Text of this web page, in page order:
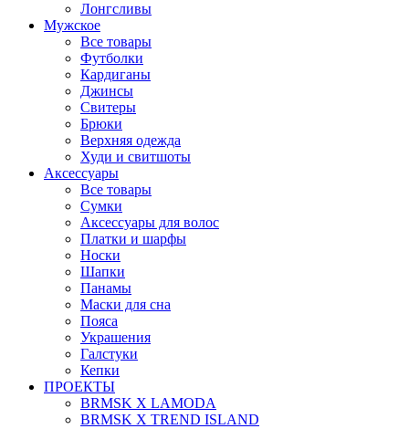
Лонгсливы
Мужское
Все товары
Футболки
Кардиганы
Джинсы
Свитеры
Брюки
Верхняя одежда
Худи и свитшоты
Аксессуары
Все товары
Сумки
Аксессуары для волос
Платки и шарфы
Носки
Шапки
Панамы
Маски для сна
Пояса
Украшения
Галстуки
Кепки
ПРОЕКТЫ
BRMSK X LAMODA
BRMSK X TREND ISLAND